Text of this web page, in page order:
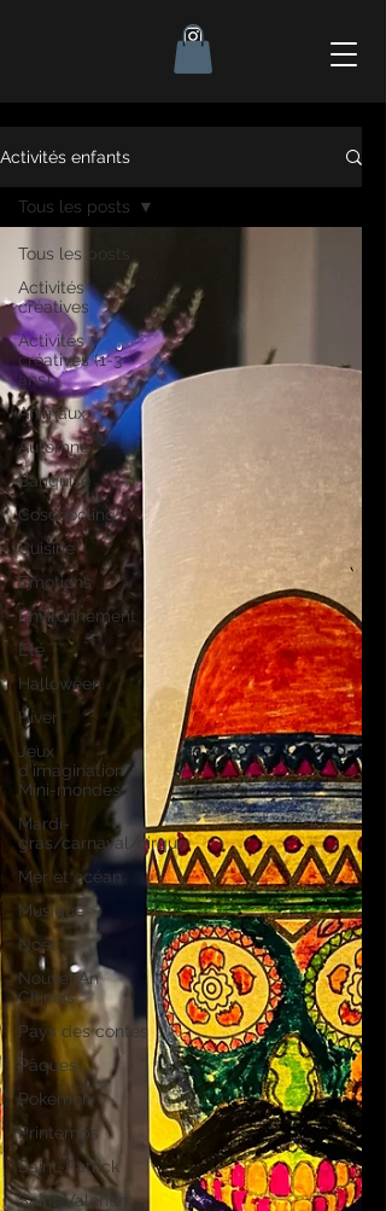
Activités enfants
Tous les posts
Activités
créatives
Activités
créatives (1-3
ans)
Animaux
Automne
Banquise
Coschooling
Cuisine
Emotions
Environnement
Été
Halloween
Hiver
Jeux
d'imagination -
Mini-mondes
Mardi-
gras/carnaval/cirque
Mer et océan
Musique
Noël
Nouvel An
Chinois
Pays des contes
Pâques
Pokemon
Printemps
Saint-Patrick
Saint-Valentin
Tous les posts